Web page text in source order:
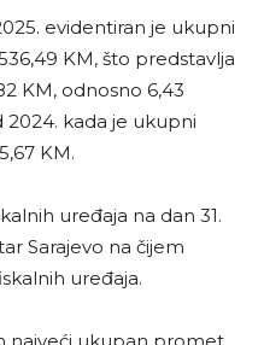
evidentiran je ukupni
KM, što predstavlja
KM, odnosno 6,43
kada je ukupni
KM.
uređaja na dan 31.
Sarajevo na čijem
uređaja.